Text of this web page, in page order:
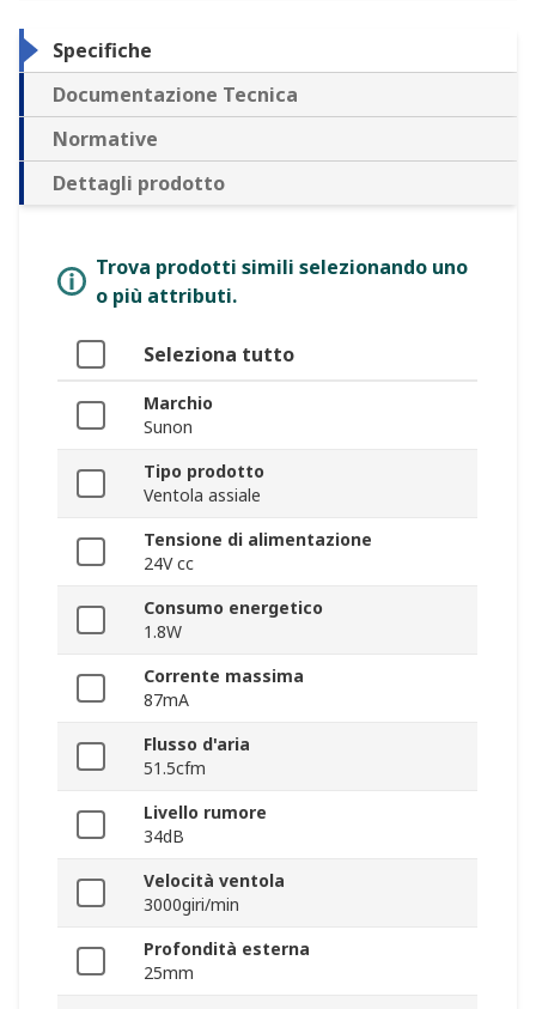
Specifiche
Documentazione Tecnica
Normative
Dettagli prodotto
Trova prodotti simili selezionando uno
o più attributi.
Seleziona tutto
Marchio
Sunon
Tipo prodotto
Ventola assiale
Tensione di alimentazione
24V cc
Consumo energetico
1.8W
Corrente massima
87mA
Flusso d'aria
51.5cfm
Livello rumore
34dB
Velocità ventola
3000giri/min
Profondità esterna
25mm